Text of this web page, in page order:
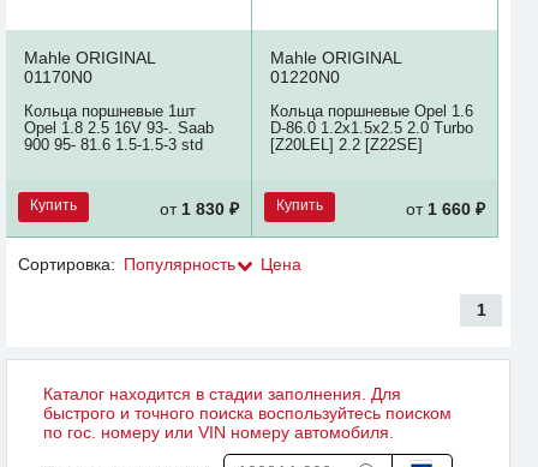
Mahle ORIGINAL
01170N0
Кольца поршневые 1шт
Opel 1.8 2.5 16V 93-. Saab
900 95- 81.6 1.5-1.5-3 std
Купить от 1 830 ₽
Mahle ORIGINAL
01220N0
Кольца поршневые Opel 1.6
D-86.0 1.2x1.5x2.5 2.0 Turbo
[Z20LEL] 2.2 [Z22SE]
Купить от 1 660 ₽
Сортировка: Популярность Цена
1
Каталог находится в стадии заполнения. Для
быстрого и точного поиска воспользуйтесь поиском
по гос. номеру или VIN номеру автомобиля.